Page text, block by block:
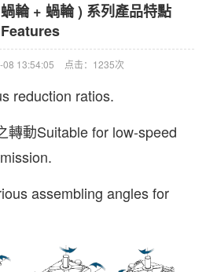
輪 + 蝸輪 ) 系列產品特點
Features
13:54:05 点击：1235次
reduction ratios.
轉動Suitable for low-speed
assembling angles for